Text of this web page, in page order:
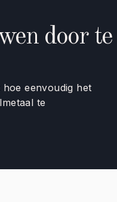
door
eenvoudig het
te